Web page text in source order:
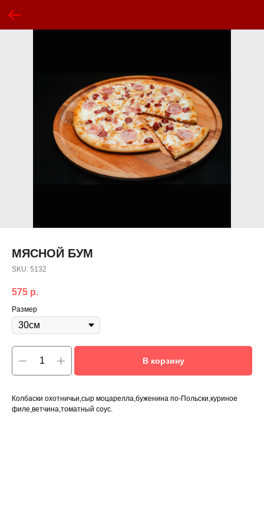
МЯСНОЙ БУМ
SKU: 5132
575 р.
Размер
В корзину
Колбаски охотничьи,сыр моцарелла,буженина по-Польски,куриное
филе,ветчина,томатный соус.